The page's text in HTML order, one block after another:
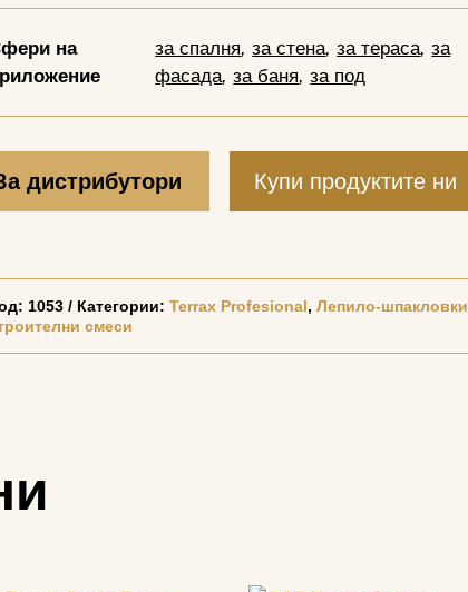
на
за спалня,за стена,за тераса,за
фасада,за баня,за под
дистрибутори Купи продуктите ни
1053 Категории:Terrax Profesional,Лепило-шпакловки
смеси